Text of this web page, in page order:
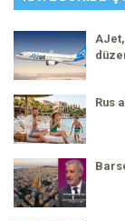
Rus